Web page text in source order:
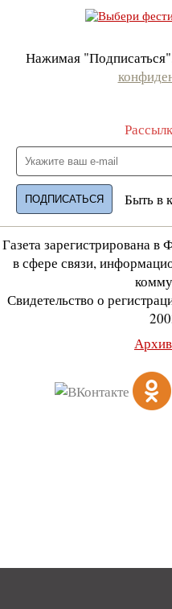
Нажимая
Быть в
Газета зарегистрирована
в сфере связи,
Свидетельство о